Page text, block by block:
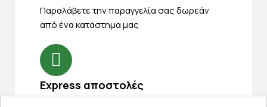
Παραλάβετε την παραγγελία σας δωρεάν
από ένα κατάστημα μας
Express αποστολές